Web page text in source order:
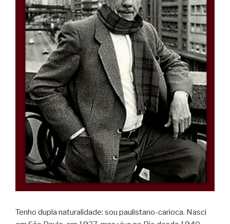
Tenho dupla naturalidade: sou paulistano-carioca. Nasci